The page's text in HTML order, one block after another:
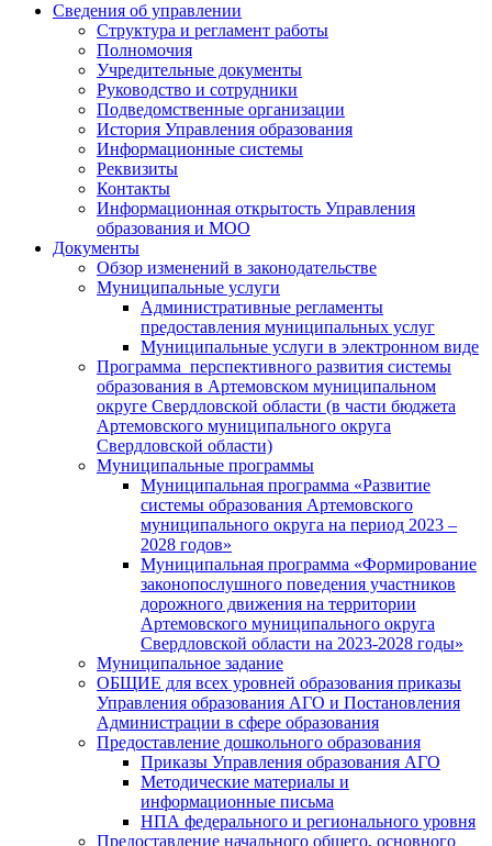
Сведения об управлении
Структура и регламент работы
Полномочия
Учредительные документы
Руководство и сотрудники
Подведомственные организации
История Управления образования
Информационные системы
Реквизиты
Контакты
Информационная открытость Управления
образования и МОО
Документы
Обзор изменений в законодательстве
Муниципальные услуги
Административные регламенты
предоставления муниципальных услуг
Муниципальные услуги в электронном виде
Программа перспективного развития системы
образования в Артемовском муниципальном
округе Свердловской области (в части бюджета
Артемовского муниципального округа
Свердловской области)
Муниципальные программы
Муниципальная программа «Развитие
системы образования Артемовского
муниципального округа на период 2023 –
2028 годов»
Муниципальная программа «Формирование
законопослушного поведения участников
дорожного движения на территории
Артемовского муниципального округа
Свердловской области на 2023-2028 годы»
Муниципальное задание
ОБЩИЕ для всех уровней образования приказы
Управления образования АГО и Постановления
Администрации в сфере образования
Предоставление дошкольного образования
Приказы Управления образования АГО
Методические материалы и
информационные письма
НПА федерального и регионального уровня
Предоставление начального общего, основного